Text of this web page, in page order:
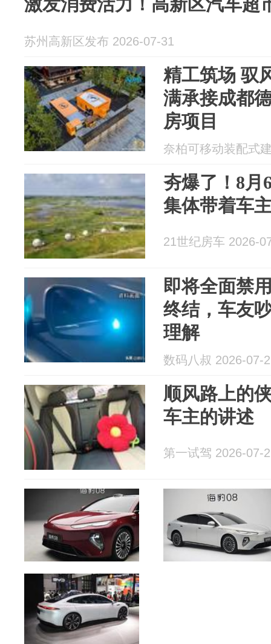
苏州高新区发布 2026-07-31
精工筑场 驭
满承接成都
房项目
奈柏可移动装配式
夯爆了！8月
集体带着车
21世纪房车 2026-
即将全面禁
终结，车友
理解
数码八叔 2026-07-
顺风路上的
车主的讲述
第一试驾 2026-07-